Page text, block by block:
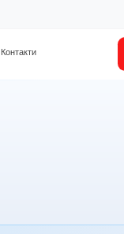
Контакти